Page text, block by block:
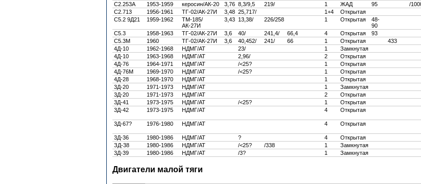
С2.253А 1953-1959 керосин/АК-20 3,76 8,3/9,5 219/ 1 ЖАД 95 /
С2.713
1956-1961 ТГ-02/АК-27И 3,48 25,717/ 1+4 Открытая
С5.2 9Д21
1959-1962
ТМ-185/
АК-27И
3,43 13,38/ 226/258 1 Открытая
48-
90
С5.3 1958-1963 ТГ-02/АК-27И 3,6 40/ 241,4/ 66,4 4 Открытая 93
С5.3М
1960 ТГ-02/АК-27И 3,6 40,452/ 241/ 66 1 Открытая 433
4Д-10
1962-1968 НДМГ/АТ 23/ 1 Замкнутая
4Д-10
1963-1968 НДМГ/АТ 2,96/ 2 Открытая
4Д-76
1964-1971 НДМГ/АТ /<25? 1 Открытая
4Д-76М
1969-1970 НДМГ/АТ /<25? 1 Открытая
4Д-28
1968-1970 НДМГ/АТ 1 Открытая
3Д-20
1971-1973 НДМГ/АТ 1 Замкнутая
3Д-20
1971-1973 НДМГ/АТ 2 Открытая
3Д-41
1973-1975 НДМГ/АТ /<25? 1 Открытая
3Д-42
1973-1975 НДМГ/АТ 4 Открытая
3Д-67?
1976-1980 НДМГ/АТ 4 Открытая
3Д-36
1980-1986 НДМГ/АТ ? 4 Открытая
ЗД-38
1980-1986 НДМГ/АТ /<25? /338 1 Замкнутая
3Д-39
1980-1986 НДМГ/АТ /3? 1 Замкнутая
Двигатели малой тяги